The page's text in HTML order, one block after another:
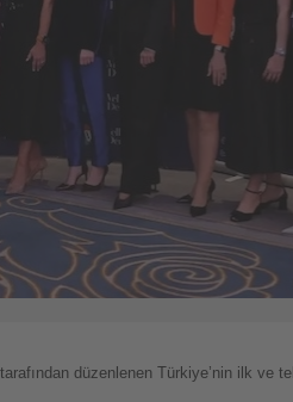
düzenlenen Türkiye’nin ilk ve